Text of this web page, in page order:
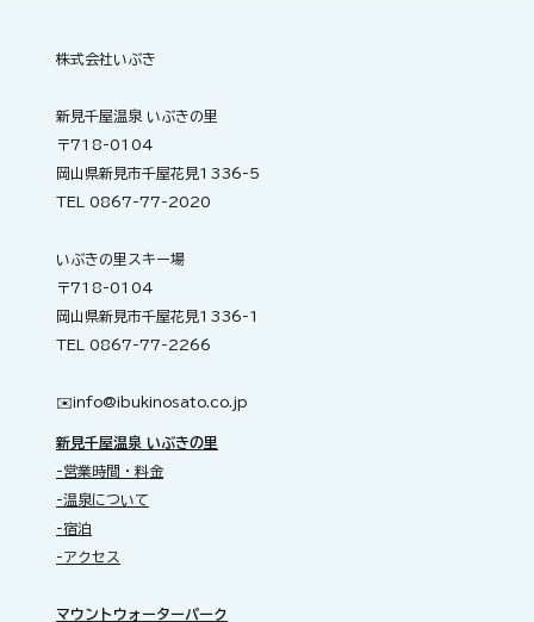
株式会社いぶき
新見千屋温泉 いぶきの里
〒718-0104
岡山県新見市千屋花見1336-5
TEL 0867-77-2020
いぶきの里スキー場
〒718-0104
岡山県新見市千屋花見1336-1
TEL 0867-77-2266
✉️​info@ibukinosato.co.jp
新見千屋温泉 いぶきの里
-営業時間・料金
-温泉について
-宿泊
-アクセス
​マウントウォーターパーク